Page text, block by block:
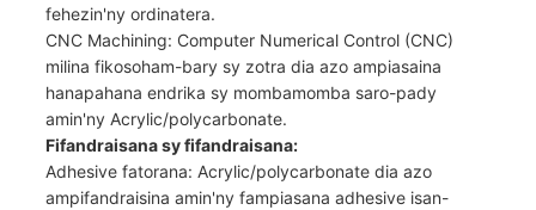
fehezin'ny ordinatera.
CNC Machining: Computer Numerical Control (CNC)
milina fikosoham-bary sy zotra dia azo ampiasaina
hanapahana endrika sy mombamomba saro-pady
amin'ny Acrylic/polycarbonate.
Fifandraisana sy fifandraisana:
Adhesive fatorana: Acrylic/polycarbonate dia azo
ampifandraisina amin'ny fampiasana adhesive isan-